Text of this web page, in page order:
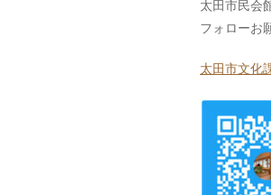
太田市民会
フォローお
太田市文化